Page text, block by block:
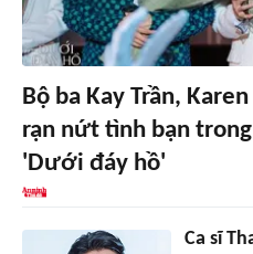
Bộ ba Kay Trần,
rạn nứt tình bạn
'Dưới đáy hồ'
Ca sĩ